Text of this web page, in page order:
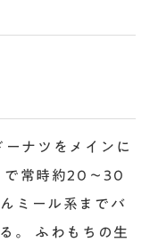
ナツをメインに
で常時約20～30
ミール系までバ
。 ふわもちの生